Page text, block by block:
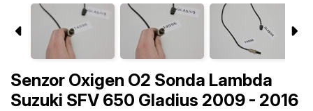
Senzor Oxigen O2 Sonda Lambda
Suzuki SFV 650 Gladius 2009 - 2016